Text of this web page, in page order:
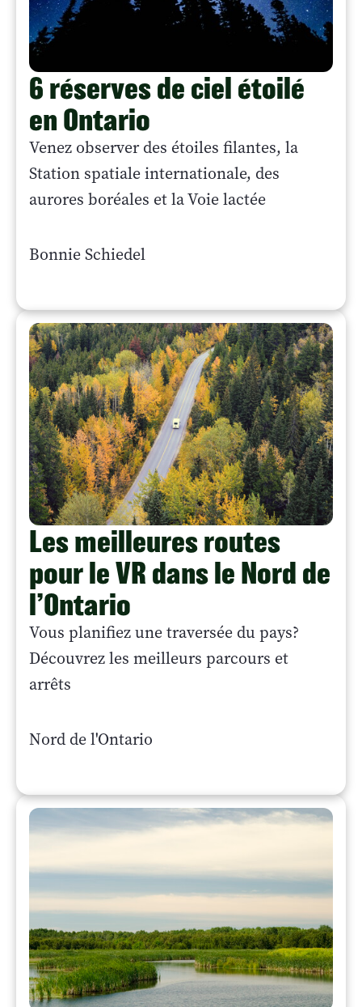
6 réserves de ciel étoilé
en Ontario
Venez observer des étoiles filantes, la
Station spatiale internationale, des
aurores boréales et la Voie lactée
Bonnie Schiedel
Les meilleures routes
pour le VR dans le Nord de
l’Ontario
Vous planifiez une traversée du pays?
Découvrez les meilleurs parcours et
arrêts
Nord de l'Ontario